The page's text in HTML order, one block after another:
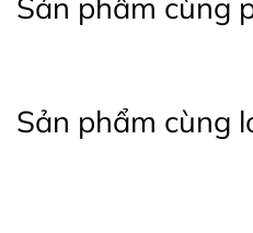
Sản phẩm cùng
Sản phẩm cùng